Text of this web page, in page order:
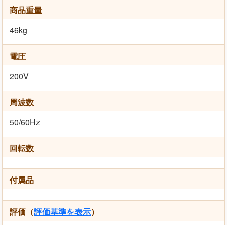
商品重量
46kg
電圧
200V
周波数
50/60Hz
回転数
付属品
評価（評価基準を表示）